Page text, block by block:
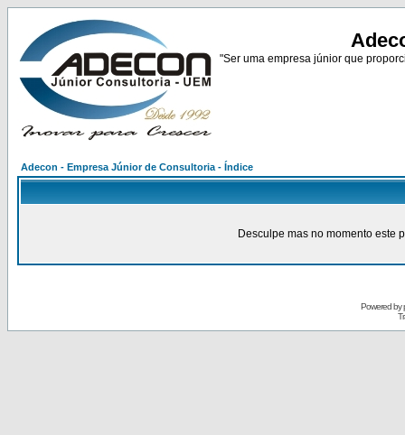
"Ser uma empresa júnior que
Adecon - Empresa Júnior de Consultoria - Índice
Desculpe mas no momento este
Powered by